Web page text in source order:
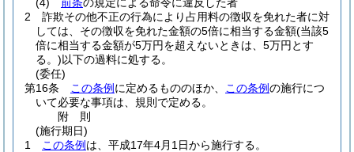
2
詐欺その他不正の行為により占用料の徴収を免れた者に対
しては、その徴収を免れた金額の5倍に相当する金額(当該5
倍に相当する金額が5万円を超えないときは、5万円とす
る。)以下の過料に処する。
(委任)
第16条
この条例 に定めるもののほか、 この条例の施行につ
いて必要な事項は、規則で定める。
附 則
(施行期日)
1
この条例 は、平成17年4月1日から施行する。